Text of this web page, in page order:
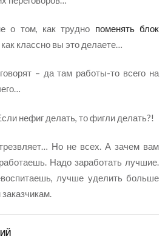
о том, как трудно поменять блок
как классно вы это делаете…
– да там работы-то всего на
нефиг делать, то фигли делать?!
Но не всех. А зачем вам
Надо заработать лучшие.
лучше уделить больше